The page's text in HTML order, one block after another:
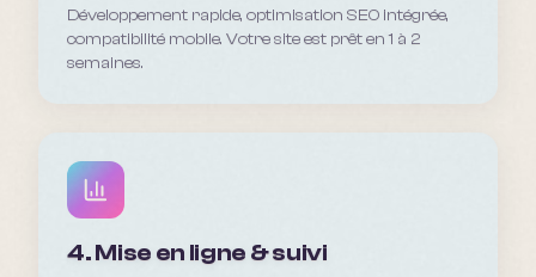
Développement rapide, optimisation SEO intégrée,
compatibilité mobile. Votre site est prêt en 1 à 2
semaines.
4. Mise en ligne & suivi